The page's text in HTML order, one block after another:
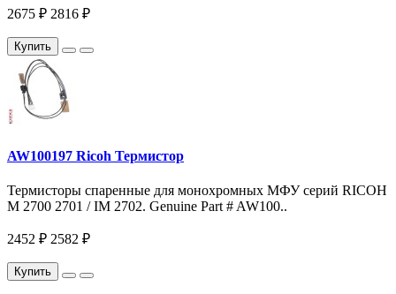
2675 ₽ 2816 ₽
Купить
AW100197 Ricoh Термистор
Термисторы спаренные для монохромных МФУ серий RICOH
M 2700 2701 / IM 2702. Genuine Part # AW100..
2452 ₽ 2582 ₽
Купить